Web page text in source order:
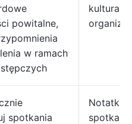
powitalne,
w ramach
kultura
spotkania
Notatki
spotkań i